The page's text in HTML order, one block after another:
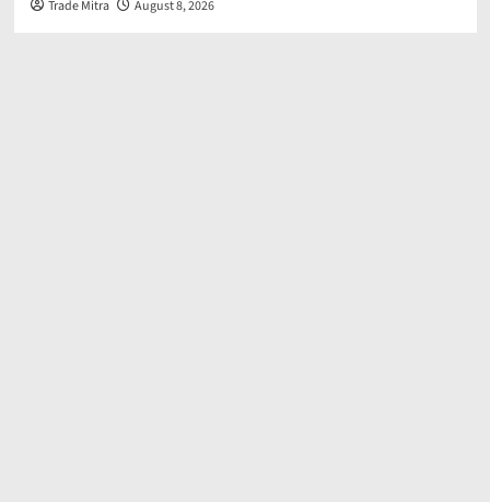
Trade Mitra August 8, 2026